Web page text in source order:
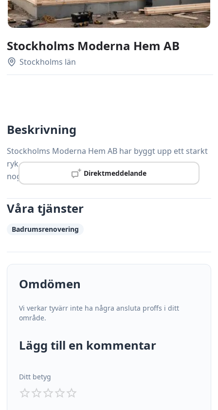
Stockholms Moderna Hem AB
Stockholms län
Direktmeddelande
Beskrivning
Stockholms Moderna Hem AB har byggt upp ett starkt
rykte i Solna tack vare gedigen kompetens och
noggrann yrkesskicklighet.
Våra tjänster
Badrumsrenovering
Omdömen
Vi verkar tyvärr inte ha några ansluta proffs i ditt
område.
Lägg till en kommentar
Ditt betyg